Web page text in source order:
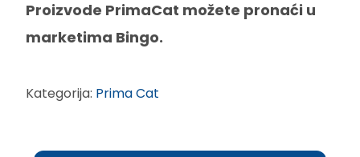
Proizvode PrimaCat možete pronaći u
marketima Bingo.
Kategorija: Prima Cat